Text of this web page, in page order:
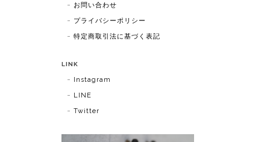
お問い合わせ
プライバシーポリシー
特定商取引法に基づく表記
LINK
Instagram
LINE
Twitter